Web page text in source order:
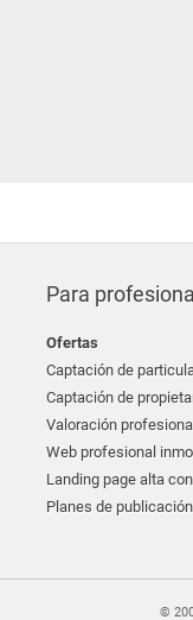
Para
Ofertas
Captación de
Captación de
Valoración profesional
Web profesional
Landing page alta
Planes de publicación
©